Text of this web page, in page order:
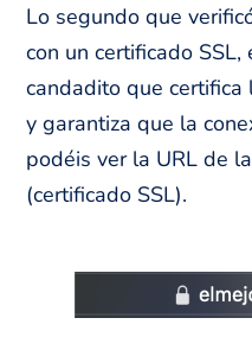
Lo segundo que
con un certificado
candadito que
y garantiza que la
podéis ver la URL de
(certificado SSL).